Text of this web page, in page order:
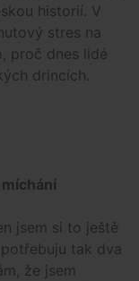
historií. V
stres na
proč dnes lidé
drincích.
jsem si to ještě
tak dva
že jsem